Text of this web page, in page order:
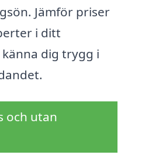
Jämför priser
i ditt
dig trygg i
och utan